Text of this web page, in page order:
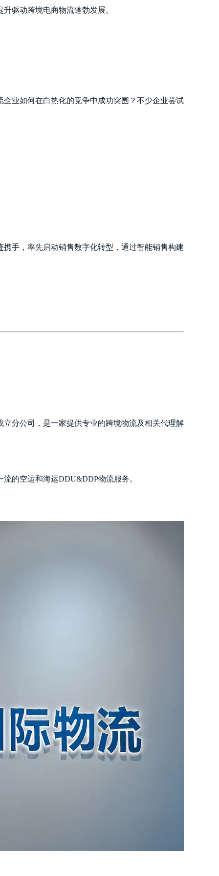
驱动跨境电商物流蓬勃发展。
业如何在白热化的竞争中成功突围？不少企业尝试
手，率先启动销售数字化转型，通过智能销售构建
分公司，是一家提供专业的跨境物流及相关代理解
的空运和海运DDU&DDP物流服务。